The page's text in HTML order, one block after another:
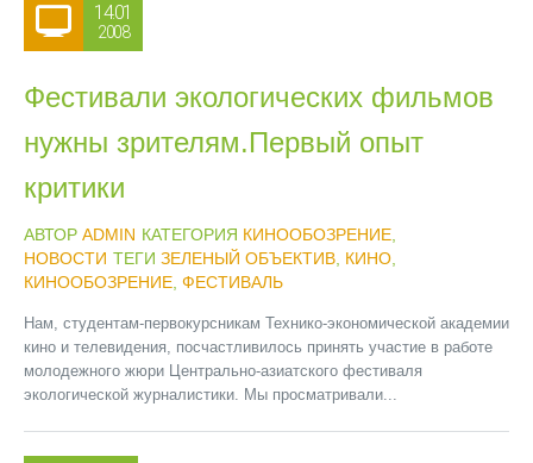
14.01
2008
Фестивали экологических фильмов
нужны зрителям.Первый опыт
критики
АВТОР ADMIN КАТЕГОРИЯ КИНООБОЗРЕНИЕ
НОВОСТИ ТЕГИ ЗЕЛЕНЫЙ ОБЪЕКТИВ КИНО
КИНООБОЗРЕНИЕ ФЕСТИВАЛЬ
Нам, студентам-первокурсникам Технико-экономической академии
кино и телевидения, посчастливилось принять участие в работе
молодежного жюри Центрально-азиатского фестиваля
экологической журналистики. Мы просматривали...